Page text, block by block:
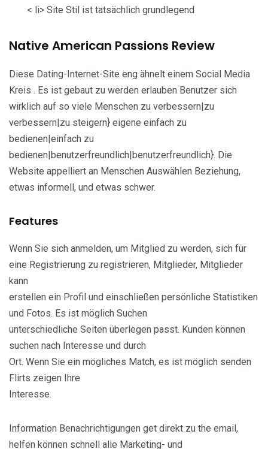
< li> Site Stil ist tatsächlich grundlegend
Native American Passions Review
Diese Dating-Internet-Site eng ähnelt einem Social Media
Kreis . Es ist gebaut zu werden erlauben Benutzer sich
wirklich auf so viele Menschen zu verbessern|zu
verbessern|zu steigern} eigene einfach zu
bedienen|einfach zu
bedienen|benutzerfreundlich|benutzerfreundlich}. Die
Website appelliert an Menschen Auswählen Beziehung,
etwas informell, und etwas schwer.
Features
Wenn Sie sich anmelden, um Mitglied zu werden, sich für
eine Registrierung zu registrieren, Mitglieder, Mitglieder
kann
erstellen ein Profil und einschließen persönliche Statistiken
und Fotos. Es ist möglich Suchen
unterschiedliche Seiten überlegen passt. Kunden können
suchen nach Interesse und durch
Ort. Wenn Sie ein mögliches Match, es ist möglich senden
Flirts zeigen Ihre
Interesse.
Information Benachrichtigungen get direkt zu the email,
helfen können schnell alle Marketing- und